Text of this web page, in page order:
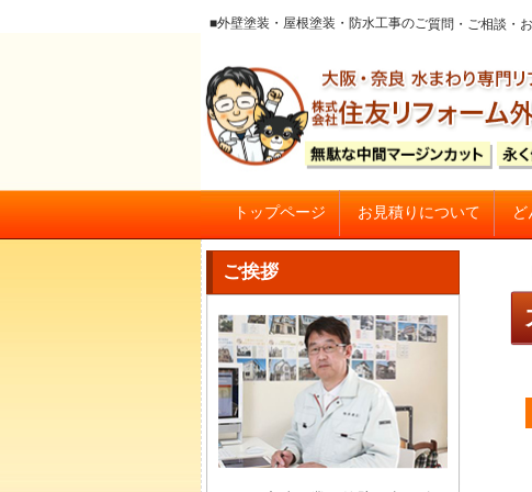
■外壁塗装・屋根塗装・防水工事のご質問・ご
大阪の外壁塗装・屋根塗装 戸建て
トップページ お見積りについて ど
ご挨拶